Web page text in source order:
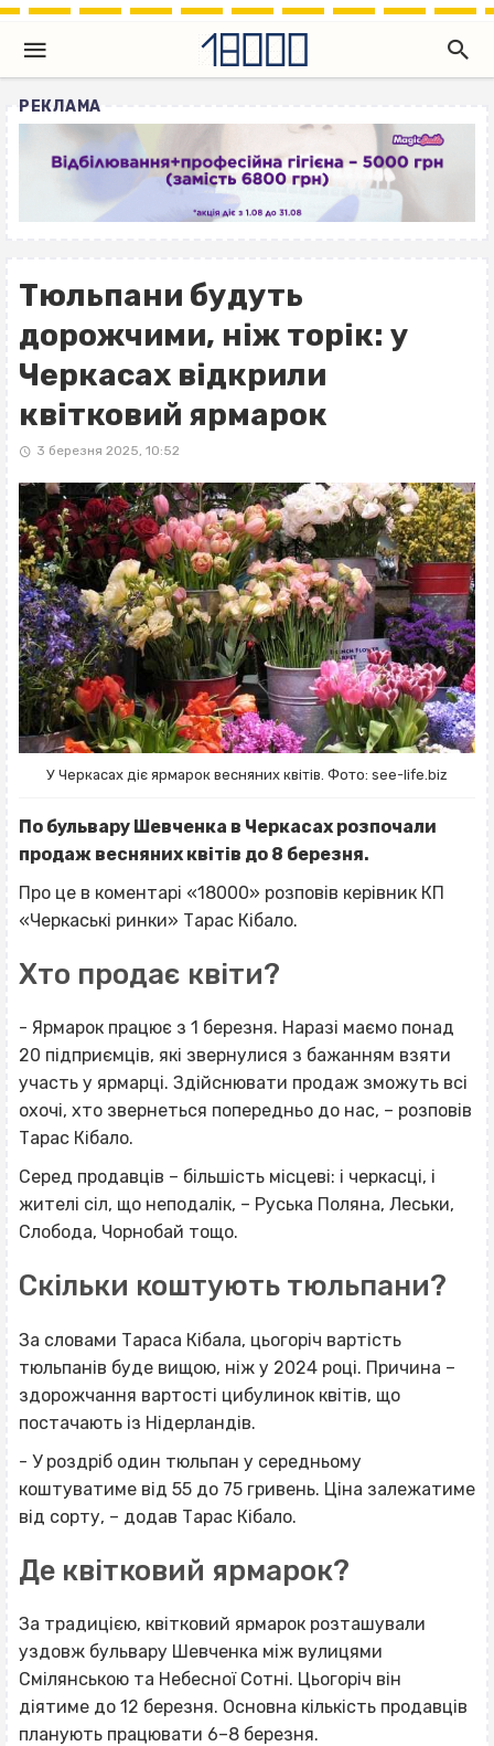
РЕКЛАМА
Тюльпани будуть
дорожчими, ніж торік: у
Черкасах відкрили
квітковий ярмарок
3 березня 2025, 10:52
У Черкасах діє ярмарок весняних квітів. Фото: see-life.biz
По бульвару Шевченка в Черкасах розпочали
продаж весняних квітів до 8 березня.
Про це в коментарі «18000» розповів керівник КП
«Черкаські ринки» Тарас Кібало.
Хто продає квіти?
- Ярмарок працює з 1 березня. Наразі маємо понад
20 підприємців, які звернулися з бажанням взяти
участь у ярмарці. Здійснювати продаж зможуть всі
охочі, хто звернеться попередньо до нас, – розповів
Тарас Кібало.
Серед продавців – більшість місцеві: і черкасці, і
жителі сіл, що неподалік, – Руська Поляна, Леськи,
Слобода, Чорнобай тощо.
Скільки коштують тюльпани?
За словами Тараса Кібала, цьогоріч вартість
тюльпанів буде вищою, ніж у 2024 році. Причина –
здорожчання вартості цибулинок квітів, що
постачають із Нідерландів.
- У роздріб один тюльпан у середньому
коштуватиме від 55 до 75 гривень. Ціна залежатиме
від сорту, – додав Тарас Кібало.
Де квітковий ярмарок?
За традицією, квітковий ярмарок розташували
уздовж бульвару Шевченка між вулицями
Смілянською та Небесної Сотні. Цьогоріч він
діятиме до 12 березня. Основна кількість продавців
планують працювати 6–8 березня.